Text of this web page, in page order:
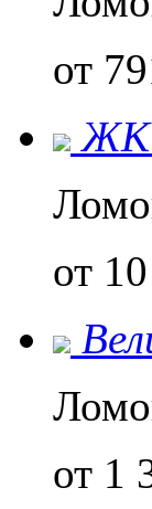
от
ЖК
от
от 1